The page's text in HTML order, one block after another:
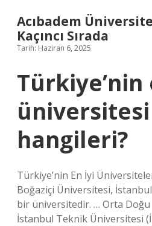
Acıbadem
Kaçıncı Sırada
Tarih: Haziran 6, 2025
Türkiye’nin
üniversitesi
hangileri?
Türkiye’nin En İyi
Boğaziçi Üniversitesi,
bir üniversitedir. … Orta
İstanbul Teknik Üniversitesi